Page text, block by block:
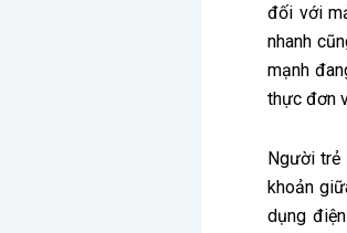
đối với
nhanh
mạnh
thực đơn
Người trẻ
khoản
dụng